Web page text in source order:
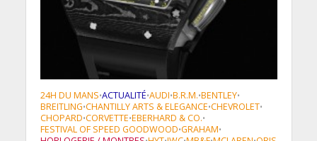
24H DU MANS•ACTUALITÉ•AUDI•B.R.M.•BENTLEY•
BREITLING•CHANTILLY ARTS & ELEGANCE•CHEVROLET•
CHOPARD•CORVETTE•EBERHARD & CO.•
FESTIVAL OF SPEED GOODWOOD•GRAHAM•